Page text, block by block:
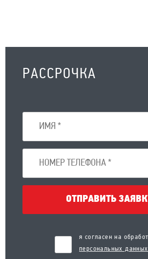
РАССРОЧКА
ОТПРАВИТЬ
я согласен на
персональных данных